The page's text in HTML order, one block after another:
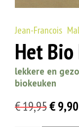
Jean-Francois
Het
lekkere en
biokeuken
€19,95€9,90